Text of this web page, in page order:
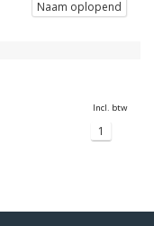
Naam oplopend
Incl. btw
1